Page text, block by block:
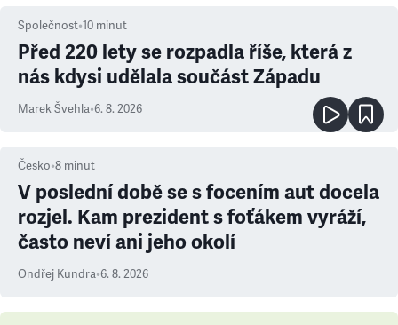
Společnost•10 minut
Před 220 lety se rozpadla říše, která z
nás kdysi udělala součást Západu
Marek Švehla•6. 8. 2026
Česko•8 minut
V poslední době se s focením aut docela
rozjel. Kam prezident s foťákem vyráží,
často neví ani jeho okolí
Ondřej Kundra•6. 8. 2026